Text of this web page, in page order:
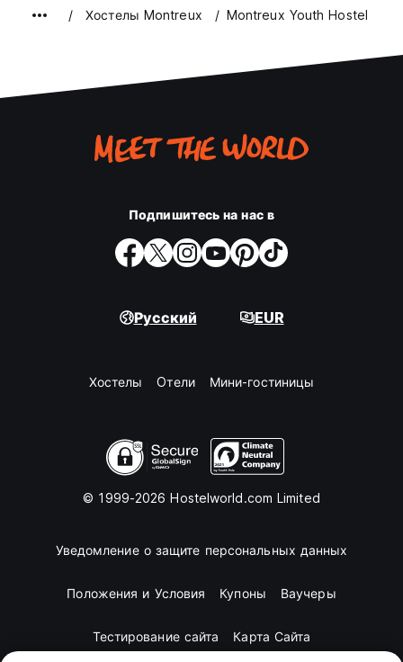
Хостелы Montreux Montreux Youth Hostel
Подпишитесь на нас в
Русский EUR
Хостелы Oтели Мини-гостиницы
© 1999-2026 Hostelworld.com Limited
Уведомление о защите персональных данных
Положения и Условия Купоны Ваучеры
Тестирование сайта Карта Сайта